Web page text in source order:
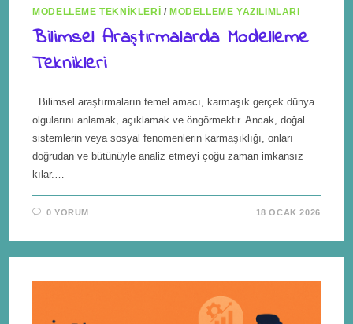
MODELLEME TEKNIKLERI /MODELLEME YAZILIMLARI
Bilimsel Araştırmalarda Modelleme
Teknikleri
Bilimsel araştırmaların temel amacı, karmaşık gerçek dünya
olgularını anlamak, açıklamak ve öngörmektir. Ancak, doğal
sistemlerin veya sosyal fenomenlerin karmaşıklığı, onları
doğrudan ve bütünüyle analiz etmeyi çoğu zaman imkansız
kılar.…
0 YORUM 18 OCAK 2026